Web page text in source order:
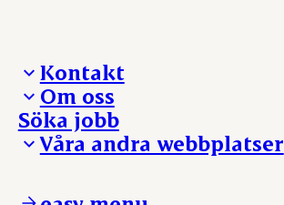
Kontakt
Presskontakt – För dig som är journalist
Reklamation
Visselblåsning
Om oss
Vi tar ledningen
Våra ställen
Söka jobb
Våra andra webbplatser